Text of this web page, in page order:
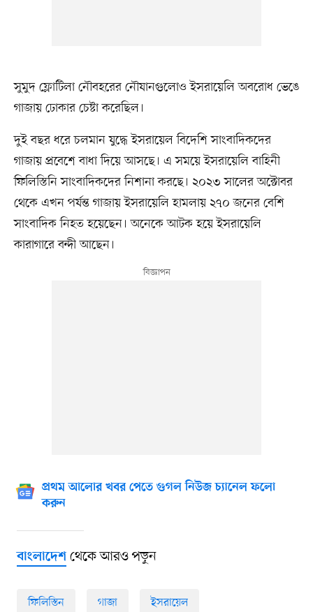
সুমুদ ফ্লোটিলা নৌবহরের নৌযানগুলোও ইসরায়েলি অবরোধ ভেঙে
গাজায় ঢোকার চেষ্টা করেছিল।
দুই বছর ধরে চলমান যুদ্ধে ইসরায়েল বিদেশি সাংবাদিকদের
গাজায় প্রবেশে বাধা দিয়ে আসছে। এ সময়ে ইসরায়েলি বাহিনী
ফিলিস্তিনি সাংবাদিকদের নিশানা করছে। ২০২৩ সালের অক্টোবর
থেকে এখন পর্যন্ত গাজায় ইসরায়েলি হামলায় ২৭০ জনের বেশি
সাংবাদিক নিহত হয়েছেন। অনেকে আটক হয়ে ইসরায়েলি
কারাগারে বন্দী আছেন।
প্রথম আলোর খবর পেতে গুগল নিউজ চ্যানেল ফলো
করুন
বাংলাদেশথেকে আরও পড়ুন
ফিলিস্তিন গাজা ইসরায়েল